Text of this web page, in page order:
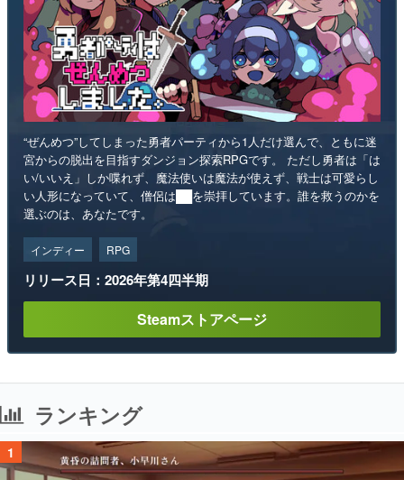
“ぜんめつ”してしまった勇者パーティから1人だけ選んで、ともに迷
宮からの脱出を目指すダンジョン探索RPGです。 ただし勇者は「は
い/いいえ」しか喋れず、魔法使いは魔法が使えず、戦士は可愛らし
い人形になっていて、僧侶は██を崇拝しています。誰を救うのかを
選ぶのは、あなたです。
インディー RPG
リリース日：2026年第4四半期
Steamストアページ
ランキング
1